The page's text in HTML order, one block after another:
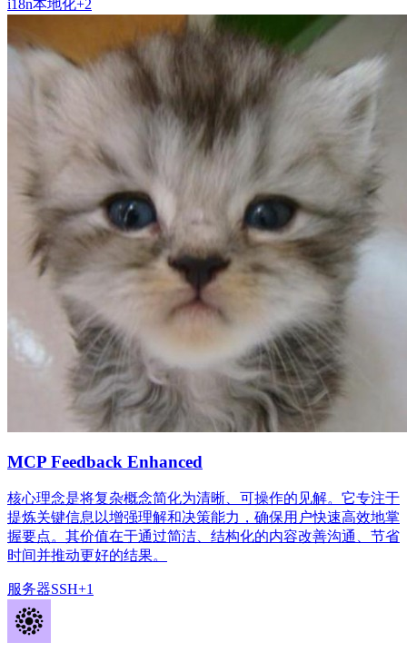
i18n本地化+2
MCP Feedback Enhanced
核心理念是将复杂概念简化为清晰、可操作的见解。它专注于
提炼关键信息以增强理解和决策能力，确保用户快速高效地掌
握要点。其价值在于通过简洁、结构化的内容改善沟通、节省
时间并推动更好的结果。
服务器SSH+1